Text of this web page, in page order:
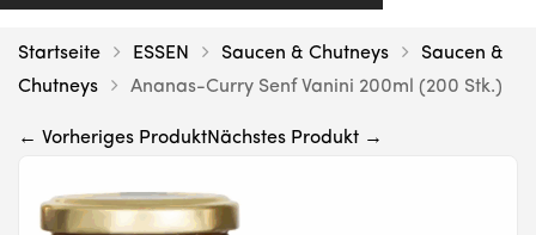
Startseite ESSEN Saucen & Chutneys
Saucen &
Chutneys
Ananas-Curry Senf Vanini 200ml (200 Stk.)
← Vorheriges ProduktNächstes Produkt →